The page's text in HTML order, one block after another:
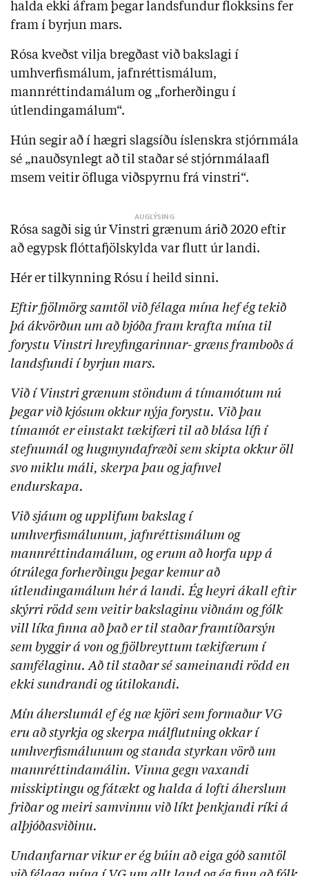
halda ekki áfram þegar landsfundur flokksins fer
fram í byrjun mars.
Rósa kveðst vilja bregðast við bakslagi í
umhverfismálum, jafnréttismálum,
mannréttindamálum og „forherðingu í
útlendingamálum“.
Hún segir að í hægri slagsíðu íslenskra stjórnmála
sé „nauðsynlegt að til staðar sé stjórnmálaafl
msem veitir öfluga viðspyrnu frá vinstri“.
Rósa sagði sig úr Vinstri grænum árið 2020 eftir
að egypsk flóttafjölskylda var flutt úr landi.
Hér er tilkynning Rósu í heild sinni.
Eftir fjölmörg samtöl við félaga mína hef ég tekið
þá ákvörðun um að bjóða fram krafta mína til
forystu Vinstri hreyfingarinnar- græns framboðs á
landsfundi í byrjun mars.
Við í Vinstri grænum stöndum á tímamótum nú
þegar við kjósum okkur nýja forystu. Við þau
tímamót er einstakt tækifæri til að blása lífi í
stefnumál og hugmyndafræði sem skipta okkur öll
svo miklu máli, skerpa þau og jafnvel
endurskapa.
Við sjáum og upplifum bakslag í
umhverfismálunum, jafnréttismálum og
mannréttindamálum, og erum að horfa upp á
ótrúlega forherðingu þegar kemur að
útlendingamálum hér á landi. Ég heyri ákall eftir
skýrri rödd sem veitir bakslaginu viðnám og fólk
vill líka finna að það er til staðar framtíðarsýn
sem byggir á von og fjölbreyttum tækifærum í
samfélaginu. Að til staðar sé sameinandi rödd en
ekki sundrandi og útilokandi.
Mín áherslumál ef ég næ kjöri sem formaður VG
eru að styrkja og skerpa málflutning okkar í
umhverfismálunum og standa styrkan vörð um
mannréttindamálin. Vinna gegn vaxandi
misskiptingu og fátækt og halda á lofti áherslum
friðar og meiri samvinnu við líkt þenkjandi ríki á
alþjóðasviðinu.
Undanfarnar vikur er ég búin að eiga góð samtöl